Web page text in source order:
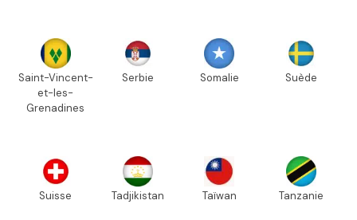
Saint-Vincent-
et-les-
Grenadines
Serbie Somalie Suède
Suisse Tadjikistan Taïwan Tanzanie